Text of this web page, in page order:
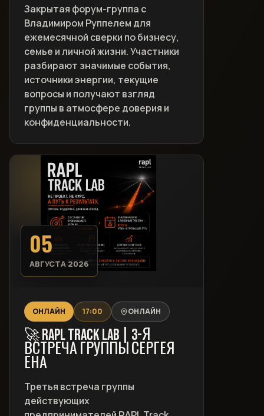
Закрытая форум-группа с
Владимиром Руппелем для
ежемесячной сверки по бизнесу,
семье и личной жизни. Участники
разбирают значимые события,
источники энергии, текущие
вопросы и получают взгляд
группы в атмосфере доверия и
конфиденциальности.
05
АВГУСТА 2026
ОНЛАЙН 17:00 ОНЛАЙН
🚀 RAPL TRACK LAB | 3-Я
ВСТРЕЧА ГРУППЫ СЕРГЕЯ
ЕНА
Третья встреча группы
действующих